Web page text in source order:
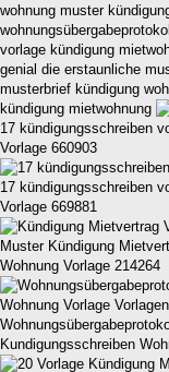
wohnung muster
vorlage kündigung
genial die erstaunliche
musterbrief kündigung
kündigung mietwohnung
17 kündigungsschreiben
Vorlage 660903
17 kündigungsschreiben
Vorlage 669881
Muster Kündigung
Wohnung Vorlage 214264
Kundigungsschreiben